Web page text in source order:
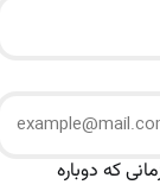
که دوباره